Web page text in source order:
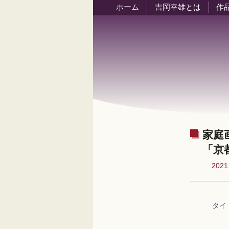
ホーム 吉岡幸雄とは 作
家庭
「
タイ